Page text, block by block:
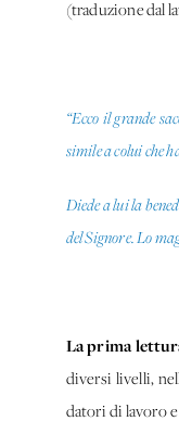
(traduzione dal
“Ecco il grande
simile a colui che
Diede a lui la
del Signore. Lo
La prima
diversi livelli,
datori di lavoro